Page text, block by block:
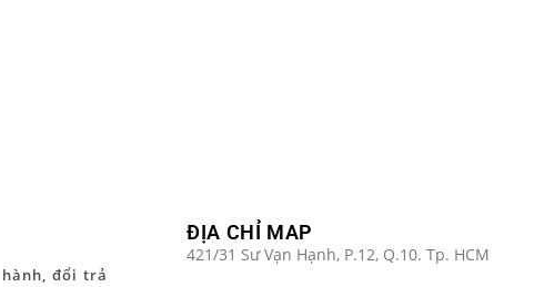
đổi trả
ĐỊA CHỈ MAP
421/31 Sư Vạn Hạnh, P.12, Q.10. Tp. HCM